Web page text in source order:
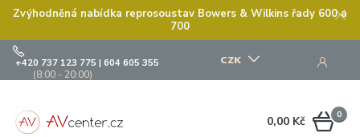
Zvýhodněná nabídka reprosoustav Bowers & Wilkins řady 600 a
700
CZK
+420 737 123 775 | 604 605 355
(8:00 - 20:00)
0
0,00 Kč